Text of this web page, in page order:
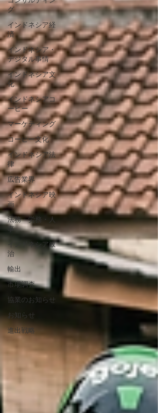
グ
インドネシア経
済
インドネシア・
デジタル事情
インドネシア文
化
インドネシアコ
ーヒー
マーケティング
コーヒー文化
インドネシア法
律
広告業界
インドネシア映
画
法務・労務・人
事
インドネシア政
治
輸出
市場調査
協業のお知らせ
お知らせ
進出戦略